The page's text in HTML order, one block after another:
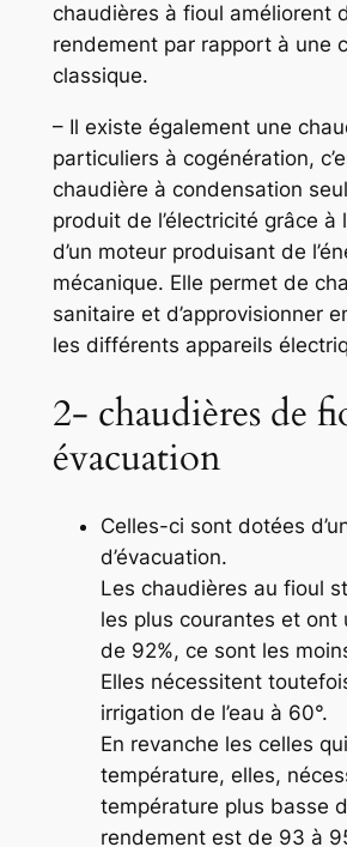
chaudières à fioul améliorent
rendement par rapport à une
classique.
– Il existe également une
particuliers à cogénération,
chaudière à condensation
produit de l’électricité grâce à
d’un moteur produisant de
mécanique. Elle permet de
sanitaire et d’approvisionner
les différents appareils
2- chaudières de
évacuation
Celles-ci sont dotées
d’évacuation.
Les chaudières au fioul
les plus courantes et ont
de 92%, ce sont les
Elles nécessitent
irrigation de l’eau à 60°.
En revanche les celles
température, elles,
température plus basse
rendement est de 93 à